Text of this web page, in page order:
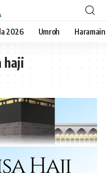
2026 Umroh
haji